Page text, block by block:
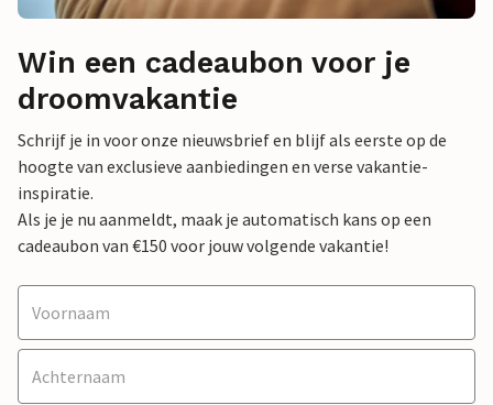
Win een cadeaubon voor je
droomvakantie
Schrijf je in voor onze nieuwsbrief en blijf als eerste op de
hoogte van exclusieve aanbiedingen en verse vakantie-
inspiratie.
Als je je nu aanmeldt, maak je automatisch kans op een
cadeaubon van €150 voor jouw volgende vakantie!